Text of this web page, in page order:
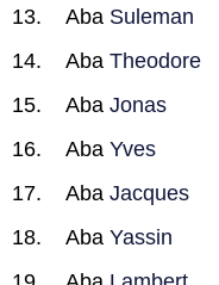
Aba Suleman
Aba Theodore
Aba Jonas
Aba Yves
Aba Jacques
Aba Yassin